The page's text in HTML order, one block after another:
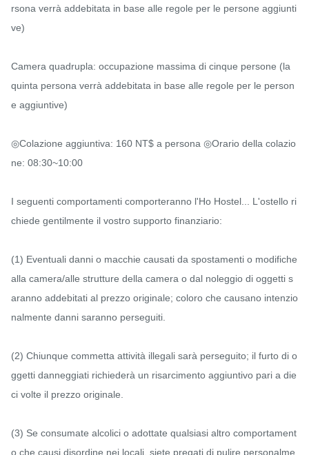
rsona verrà addebitata in base alle regole per le persone aggiunti
ve)
Camera quadrupla: occupazione massima di cinque persone (la
quinta persona verrà addebitata in base alle regole per le person
e aggiuntive)
◎Colazione aggiuntiva: 160 NT$ a persona ◎Orario della colazio
ne: 08:30~10:00
I seguenti comportamenti comporteranno l'Ho Hostel... L'ostello ri
chiede gentilmente il vostro supporto finanziario:
(1) Eventuali danni o macchie causati da spostamenti o modifiche
alla camera/alle strutture della camera o dal noleggio di oggetti s
aranno addebitati al prezzo originale; coloro che causano intenzio
nalmente danni saranno perseguiti.
(2) Chiunque commetta attività illegali sarà perseguito; il furto di o
ggetti danneggiati richiederà un risarcimento aggiuntivo pari a die
ci volte il prezzo originale.
(3) Se consumate alcolici o adottate qualsiasi altro comportament
o che causi disordine nei locali, siete pregati di pulire personalme